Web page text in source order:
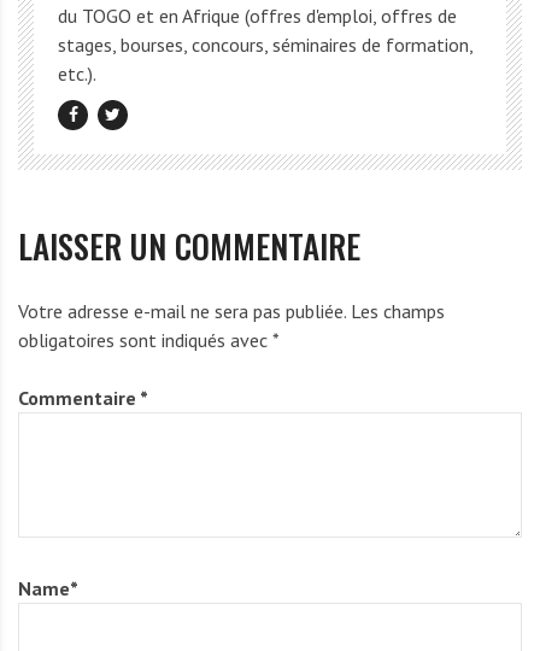
du TOGO et en Afrique (offres d'emploi, offres de
stages, bourses, concours, séminaires de formation,
etc.).
LAISSER UN COMMENTAIRE
Votre adresse e-mail ne sera pas publiée. Les champs
obligatoires sont indiqués avec *
Commentaire *
Name*